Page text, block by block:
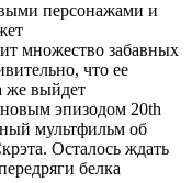
персонажами и
множество забавных
что ee
же выйдет
эпизодом 20th
мультфильм об
Осталось ждать
белка